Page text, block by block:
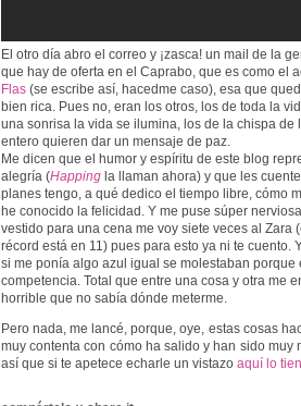
El otro día abro el correo y ¡zasca! un mail de la
que hay de oferta en el Caprabo, que es como el
Flas (se escribe así, hacedme caso), esa que
bien rica. Pues no, eran los otros, los de toda la
una sonrisa la vida se ilumina, los de la chispa de
entero quieren dar un mensaje de paz.
Me dicen que el humor y espíritu de este blog
alegría (Happing la llaman ahora) y que les
planes tengo, a qué dedico el tiempo libre, cómo
he conocido la felicidad. Y me puse súper
vestido para una cena me voy siete veces al Zara
récord está en 11) pues para esto ya ni te cuento.
si me ponía algo azul igual se molestaban porque
competencia. Total que entre una cosa y otra me
horrible que no sabía dónde meterme.
Pero nada, me lancé, porque, oye, estas cosas
muy contenta con cómo ha salido y han sido muy
así que si te apetece echarle un vistazo aquí lo